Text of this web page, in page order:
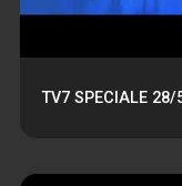
TV7 SPECIALE 28/